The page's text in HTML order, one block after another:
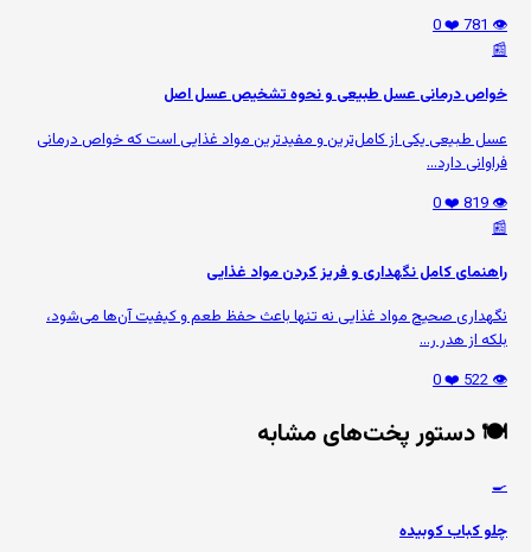
👁️ 781
❤️ 0
📰
خواص درمانی عسل طبیعی و نحوه تشخیص عسل اصل
عسل طبیعی یکی از کامل‌ترین و مفیدترین مواد غذایی است که خواص درمانی
فراوانی دارد...
👁️ 819
❤️ 0
📰
راهنمای کامل نگهداری و فریز کردن مواد غذایی
نگهداری صحیح مواد غذایی نه تنها باعث حفظ طعم و کیفیت آن‌ها می‌شود،
بلکه از هدر ر...
👁️ 522
❤️ 0
🍽️ دستور پخت‌های مشابه
🍳
چلو کباب کوبیده